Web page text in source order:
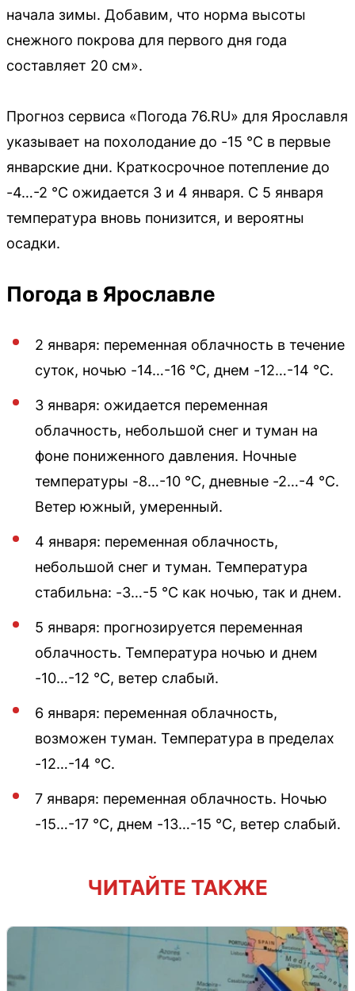
начала зимы. Добавим, что норма высоты
снежного покрова для первого дня года
составляет 20 см».
Прогноз сервиса «Погода 76.RU» для Ярославля
указывает на похолодание до -15 °С в первые
январские дни. Краткосрочное потепление до
-4…-2 °С ожидается 3 и 4 января. С 5 января
температура вновь понизится, и вероятны
осадки.
Погода в Ярославле
2 января: переменная облачность в течение
суток, ночью -14…-16 °С, днем -12…-14 °С.
3 января: ожидается переменная
облачность, небольшой снег и туман на
фоне пониженного давления. Ночные
температуры -8…-10 °С, дневные -2…-4 °С.
Ветер южный, умеренный.
4 января: переменная облачность,
небольшой снег и туман. Температура
стабильна: -3…-5 °С как ночью, так и днем.
5 января: прогнозируется переменная
облачность. Температура ночью и днем
-10…-12 °С, ветер слабый.
6 января: переменная облачность,
возможен туман. Температура в пределах
-12…-14 °С.
7 января: переменная облачность. Ночью
-15…-17 °С, днем -13…-15 °С, ветер слабый.
ЧИТАЙТЕ ТАКЖЕ